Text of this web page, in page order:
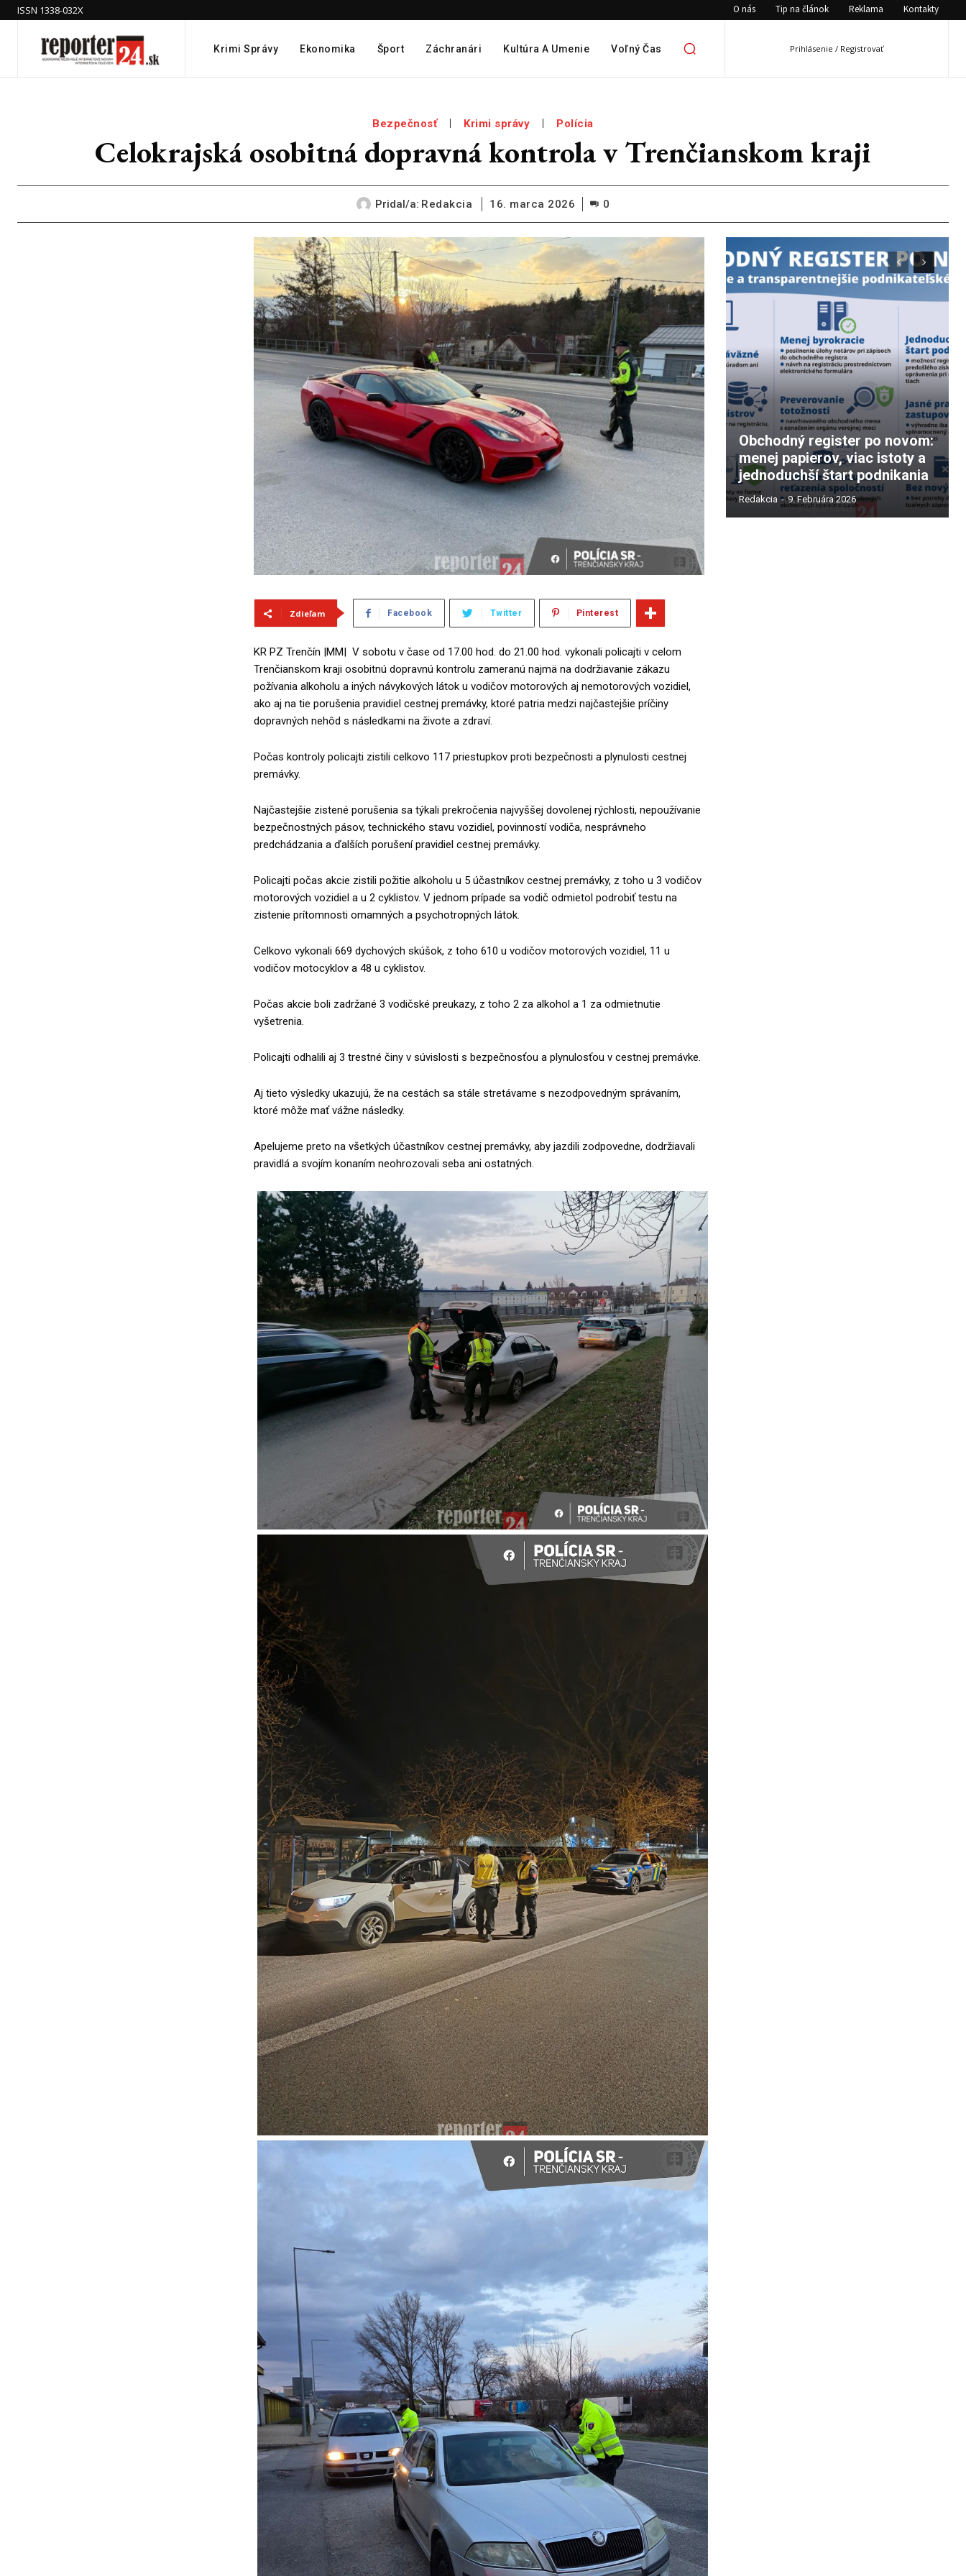
ISSN 1338-032X O nás Tip na článok Reklama Kontakty
Krimi Správy Ekonomika Šport Záchranári Kultúra A Umenie Voľný Čas Prihlásenie / Registrovať
Bezpečnosť Krimi správy Polícia
Celokrajská osobitná dopravná kontrola v Trenčianskom kraji
Pridal/a: Redakcia 16. marca 2026 0
Zdieľam Facebook Twitter Pinterest
KR PZ Trenčín |MM| V sobotu v čase od 17.00 hod. do 21.00 hod. vykonali policajti v celom
Trenčianskom kraji osobitnú dopravnú kontrolu zameranú najmä na dodržiavanie zákazu
požívania alkoholu a iných návykových látok u vodičov motorových aj nemotorových vozidiel,
ako aj na tie porušenia pravidiel cestnej premávky, ktoré patria medzi najčastejšie príčiny
dopravných nehôd s následkami na živote a zdraví.
Počas kontroly policajti zistili celkovo 117 priestupkov proti bezpečnosti a plynulosti cestnej
premávky.
Najčastejšie zistené porušenia sa týkali prekročenia najvyššej dovolenej rýchlosti, nepoužívanie
bezpečnostných pásov, technického stavu vozidiel, povinností vodiča, nesprávneho
predchádzania a ďalších porušení pravidiel cestnej premávky.
Policajti počas akcie zistili požitie alkoholu u 5 účastníkov cestnej premávky, z toho u 3 vodičov
motorových vozidiel a u 2 cyklistov. V jednom prípade sa vodič odmietol podrobiť testu na
zistenie prítomnosti omamných a psychotropných látok.
Celkovo vykonali 669 dychových skúšok, z toho 610 u vodičov motorových vozidiel, 11 u
vodičov motocyklov a 48 u cyklistov.
Počas akcie boli zadržané 3 vodičské preukazy, z toho 2 za alkohol a 1 za odmietnutie
vyšetrenia.
Policajti odhalili aj 3 trestné činy v súvislosti s bezpečnosťou a plynulosťou v cestnej premávke.
Aj tieto výsledky ukazujú, že na cestách sa stále stretávame s nezodpovedným správaním,
ktoré môže mať vážne následky.
Apelujeme preto na všetkých účastníkov cestnej premávky, aby jazdili zodpovedne, dodržiavali
pravidlá a svojím konaním neohrozovali seba ani ostatných.
Obchodný register po novom:
menej papierov, viac istoty a
jednoduchší štart podnikania
Redakcia - 9. Februára 2026